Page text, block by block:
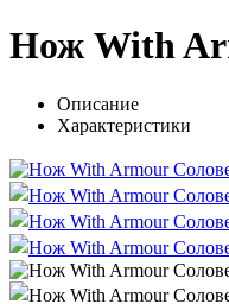
Нож With
Описание
Характеристики